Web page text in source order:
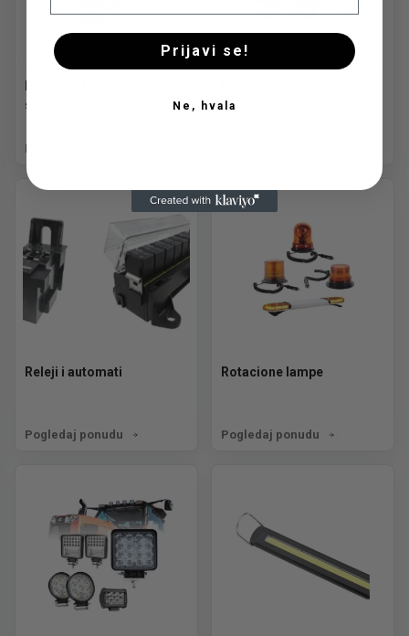
stope
Pogledaj ponudu
Releji i automati
Pogledaj ponudu
Rotacione lampe
Pogledaj ponudu
Prijavi se!
Ne, hvala